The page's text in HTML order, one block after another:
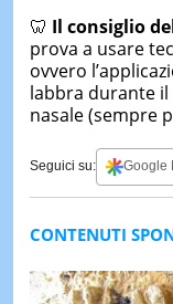
🦷 Il consiglio
prova a usare
ovvero
labbra durante
nasale (sempre
Seguici su: Google